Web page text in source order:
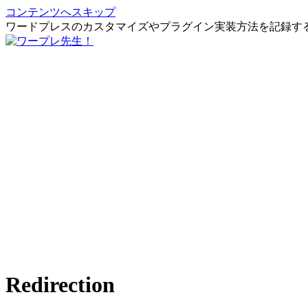
コンテンツへスキップ
ワードプレスのカスタマイズやプラグイン実装方法を記録す
Redirection